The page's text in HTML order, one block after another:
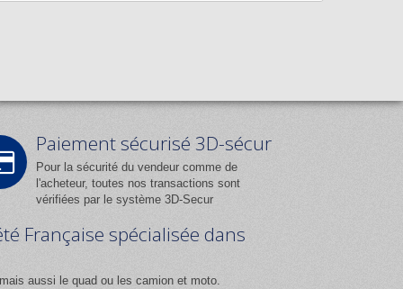
Paiement sécurisé 3D-sécur
Pour la sécurité du vendeur comme de
l'acheteur, toutes nos transactions sont
vérifiées par le système 3D-Secur
Française spécialisée dans
aussi le quad ou les camion et moto.